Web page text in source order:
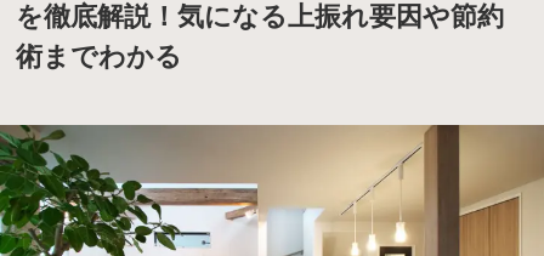
を徹底解説！気になる上振れ要因や節約
術までわかる